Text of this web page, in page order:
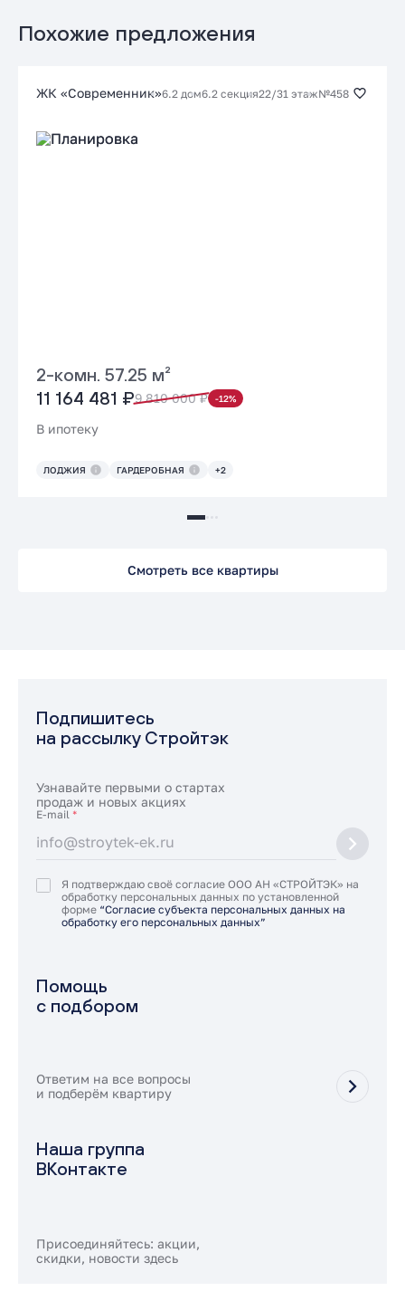
Похожие предложения
ЖК «Современник»6.2 дом6.2 секция22/31 этаж№458
2-комн. 57.25 м²
11 164 481 ₽9 810 000 ₽ -12%
В ипотеку
ЛОДЖИЯ ГАРДЕРОБНАЯ +2
Смотреть все квартиры
Подпишитесь
на рассылку Стройтэк
Узнавайте первыми о стартах
продаж и новых акциях
E-mail *
Я подтверждаю своё согласие ООО АН «СТРОЙТЭК» на
обработку персональных данных по установленной
форме “Согласие субъекта персональных данных на
обработку его персональных данных”
Помощь
с подбором
Ответим на все вопросы
и подберём квартиру
Наша группа
ВКонтакте
Присоединяйтесь: акции,
скидки, новости здесь